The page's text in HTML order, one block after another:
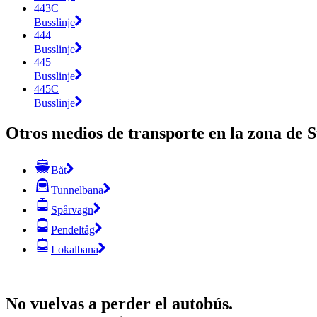
443C
Busslinje
444
Busslinje
445
Busslinje
445C
Busslinje
Otros medios de transporte en la zona de
Båt
Tunnelbana
Spårvagn
Pendeltåg
Lokalbana
No vuelvas a perder el autobús.